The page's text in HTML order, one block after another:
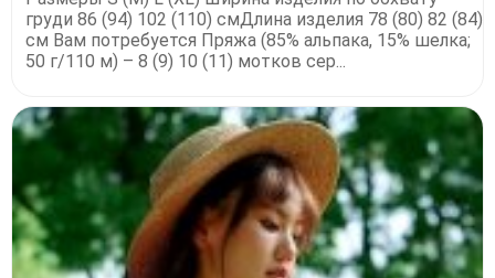
груди 86 (94) 102 (110) смДлина изделия 78 (80) 82 (84)
см Вам потребуется Пряжа (85% альпака, 15% шелка;
50 г/110 м) – 8 (9) 10 (11) мотков сер...